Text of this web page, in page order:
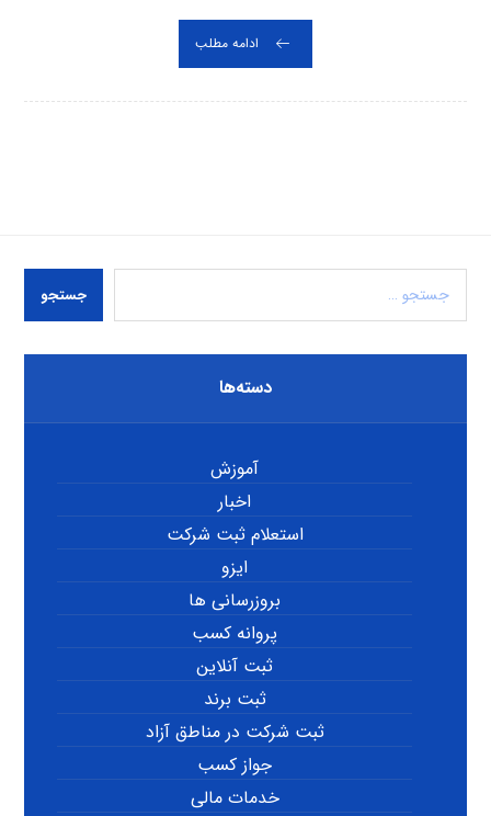
ادامه مطلب
جستجو
دسته‌ها
آموزش
اخبار
استعلام ثبت شرکت
ایزو
بروزرسانی ها
پروانه کسب
ثبت آنلاین
ثبت برند
ثبت شرکت در مناطق آزاد
جواز کسب
خدمات مالی